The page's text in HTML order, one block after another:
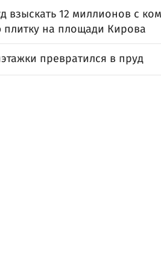
взыскать 12 миллионов с
на площади Кирова
превратился в пруд